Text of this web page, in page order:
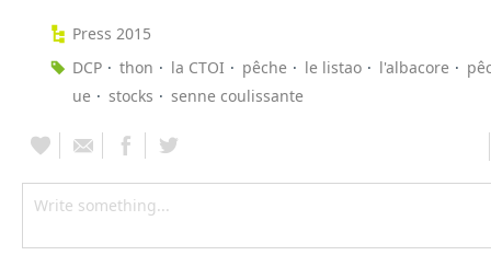
Press 2015
DCP
thon la CTOI pêche le listao l'albacore
ue
stocks senne coulissante